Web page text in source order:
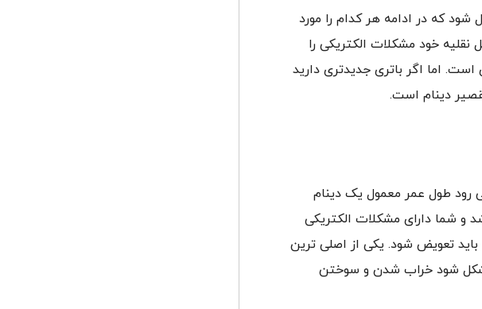
شود که در ادامه هر کدام را مورد
نقلیه خود مشکلات الکتریکی را
است. اما اگر باتری جدیدتری دارید
دینام است.
رود طول عمر معمول یک دینام
باشد و شما دارای مشکلات الکتریکی
تعویض شود. یکی از اصلی ترین
شود خراب شدن و سوختن